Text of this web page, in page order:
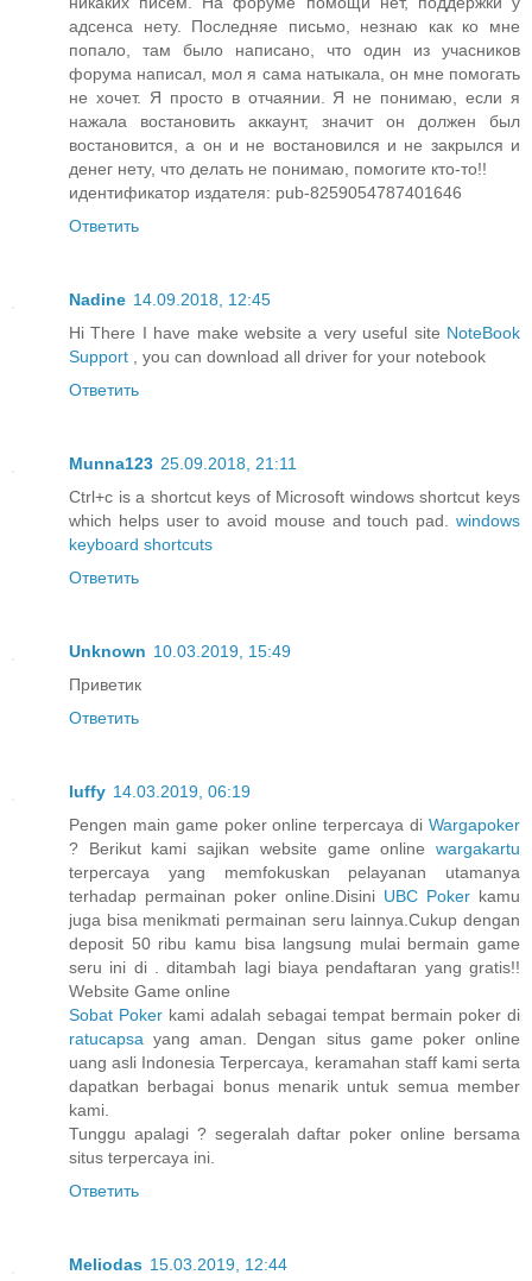
адсенса нету. Последняе письмо, незнаю как ко мне
попало, там было написано, что один из учасников
форума написал, мол я сама натыкала, он мне помогать
не хочет. Я просто в отчаянии. Я не понимаю, если я
нажала востановить аккаунт, значит он должен был
востановится, а он и не востановился и не закрылся и
денег нету, что делать не понимаю, помогите кто-то!!
идентификатор издателя: pub-8259054787401646
Ответить
Nadine 14.09.2018, 12:45
Hi There I have make website a very useful site NoteBook
Support , you can download all driver for your notebook
Ответить
Munna123 25.09.2018, 21:11
Ctrl+c is a shortcut keys of Microsoft windows shortcut keys
which helps user to avoid mouse and touch pad. windows
keyboard shortcuts
Ответить
Unknown 10.03.2019, 15:49
Приветик
Ответить
luffy 14.03.2019, 06:19
Pengen main game poker online terpercaya di Wargapoker
? Berikut kami sajikan website game online wargakartu
terpercaya yang memfokuskan pelayanan utamanya
terhadap permainan poker online.Disini UBC Poker kamu
juga bisa menikmati permainan seru lainnya.Cukup dengan
deposit 50 ribu kamu bisa langsung mulai bermain game
seru ini di . ditambah lagi biaya pendaftaran yang gratis!!
Website Game online
Sobat Poker kami adalah sebagai tempat bermain poker di
ratucapsa yang aman. Dengan situs game poker online
uang asli Indonesia Terpercaya, keramahan staff kami serta
dapatkan berbagai bonus menarik untuk semua member
kami.
Tunggu apalagi ? segeralah daftar poker online bersama
situs terpercaya ini.
Ответить
Meliodas 15.03.2019, 12:44